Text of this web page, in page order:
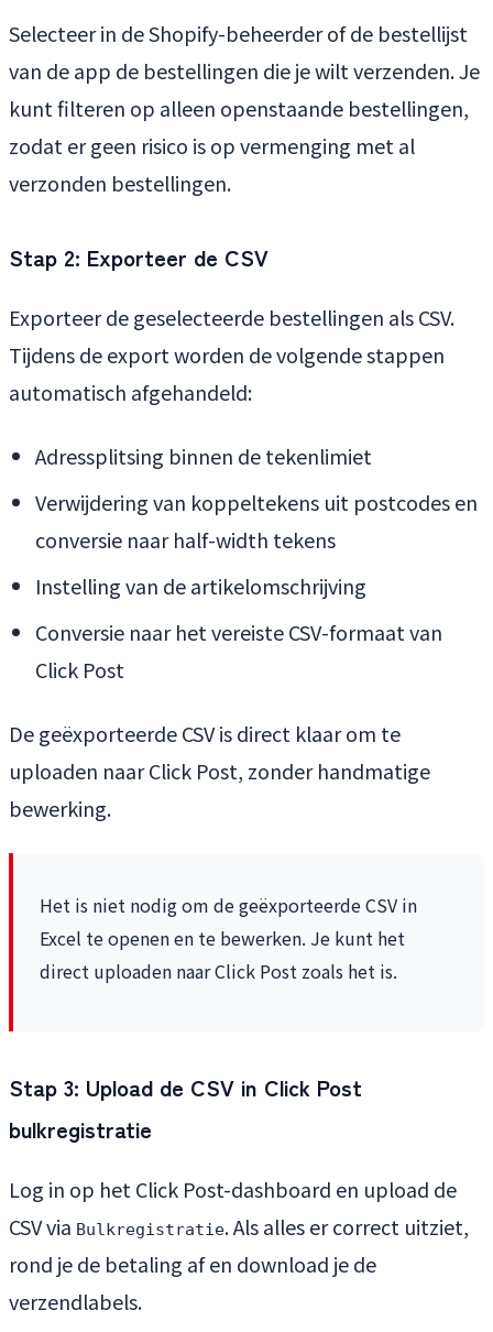
Selecteer in de Shopify-beheerder of de bestellijst
van de app de bestellingen die je wilt verzenden. Je
kunt filteren op alleen openstaande bestellingen,
zodat er geen risico is op vermenging met al
verzonden bestellingen.
Stap 2: Exporteer de CSV
Exporteer de geselecteerde bestellingen als CSV.
Tijdens de export worden de volgende stappen
automatisch afgehandeld:
Adressplitsing binnen de tekenlimiet
Verwijdering van koppeltekens uit postcodes en
conversie naar half-width tekens
Instelling van de artikelomschrijving
Conversie naar het vereiste CSV-formaat van
Click Post
De geëxporteerde CSV is direct klaar om te
uploaden naar Click Post, zonder handmatige
bewerking.
Het is niet nodig om de geëxporteerde CSV in
Excel te openen en te bewerken. Je kunt het
direct uploaden naar Click Post zoals het is.
Stap 3: Upload de CSV in Click Post
bulkregistratie
Log in op het Click Post-dashboard en upload de
CSV via Bulkregistratie. Als alles er correct uitziet,
rond je de betaling af en download je de
verzendlabels.